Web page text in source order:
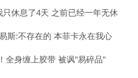
休息了4天 之前已经一年无休
斯:不存在的 本菲卡永在我心
全身缠上胶带 被讽"易碎品"